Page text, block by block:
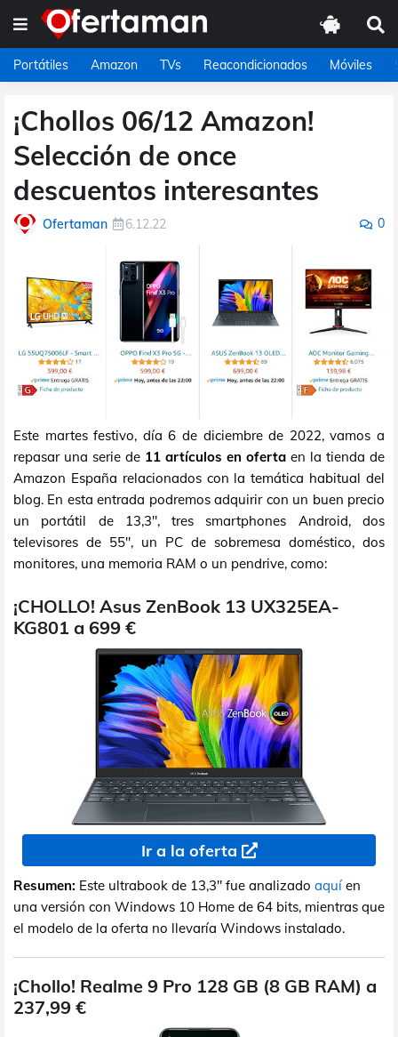
Portátiles Amazon TVs Reacondicionados Móviles
¡Chollos 06/12 Amazon!
Selección de once
descuentos interesantes
Ofertaman 6.12.22 0
Este martes festivo, día 6 de diciembre de 2022, vamos a
repasar una serie de 11 artículos en oferta en la tienda de
Amazon España relacionados con la temática habitual del
blog. En esta entrada podremos adquirir con un buen precio
un portátil de 13,3", tres smartphones Android, dos
televisores de 55", un PC de sobremesa doméstico, dos
monitores, una memoria RAM o un pendrive, como:
¡CHOLLO! Asus ZenBook 13 UX325EA-
KG801 a 699 €
Ir a la oferta
Resumen: Este ultrabook de 13,3" fue analizado aquí en
una versión con Windows 10 Home de 64 bits, mientras que
el modelo de la oferta no llevaría Windows instalado.
¡Chollo! Realme 9 Pro 128 GB (8 GB RAM) a
237,99 €